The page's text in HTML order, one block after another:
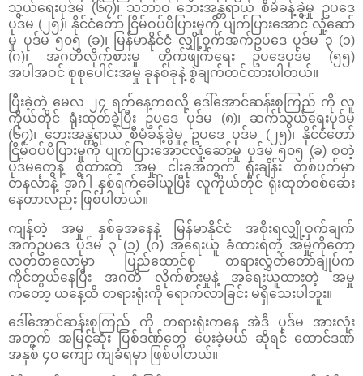
သွယ်ရေးပုဒ်မ (၆၇)၊ သဘာ၀ ဘေးအန္တရာယ် စီမံခန့်ခွဲမှု ဥပဒေ
ပုဒ်မ (၂၅)၊ နိုင်ငံတော် ငြိမ်ဝပ်ပိပြားမှုကို ပျက်ပြားအောင် လှုံ့ဆော်
မှု ပုဒ်မ ၅၀၅ (ခ)၊ မြန်မာနိုင်ငံ လျှို့ဝှက်အက်ဥပဒေ ပုဒ်မ ၃ (၁)
(ဂ)၊ အဂတိလိုက်စားမှု တိုက်ဖျက်ရေး ဥပဒေပုဒ်မ (၅၅)
အပါအဝင် စုစုပေါင်းအမှု ခုနစ်ခုနဲ့ စွဲချက်တင်ထားပါတယ်။
ပြီးခဲ့တဲ့ မေလ ၂၄ ရက်နေ့ကစလို့ ဒေါ်အောင်ဆန်းစုကြည် ကို လူ
ကိုယ်တိုင် ရုံးထုတ်ခဲ့ပြီး ဥပဒေ ပုဒ်မ (၈)၊ ဆက်သွယ်ရေးပုဒ်မ
(၆၇)၊ ဘေးအန္တရာယ် စီမံခန့်ခွဲမှု ဥပဒေ ပုဒ်မ (၂၅)၊ နိုင်ငံတော်
ငြိမ်ဝပ်ပိပြားမှုကို ပျက်ပြားအောင်လှုံ့ဆော်မှု ပုဒ်မ ၅၀၅ (ခ) စတဲ့
ပုဒ်မတွေနဲ့ စွဲထားတဲ့ အမှု ငါးခုအတွက် ရုံးချိန်း တစ်ပတ်မှာ
တနင်္လာနဲ့ အင်္ဂါ နှစ်ရက်ခေါ်ယူပြီး လူကိုယ်တိုင် ရုံးထုတ်စစ်ဆေး
နေတာလည်း ဖြစ်ပါတယ်။
ကျန်တဲ့ အမှု နှစ်ခုအနေနဲ့ မြန်မာနိုင်ငံ အစိုးရလျှို့ဝှက်ချက်
အက်ဥပဒေ ပုဒ်မ ၃ (၁) (ဂ) အရေးယူ ခံထားရတဲ့ အမှုကိုတော့
လတ်တလောမှာ ပြည်ထောင်စု တရားလွှတ်တော်ချုပ်က
ကိုင်တွယ်နေပြီး အဂတိ လိုက်စားမှုနဲ့ အရေးယူထားတဲ့ အမှု
ကတော့ ယနေ့ထိ တရားရုံးကို ရောက်လာခြင်း မရှိသေးပါဘူး။
ဒေါ်အောင်ဆန်းစုကြည် ကို တရားရုံးကနေ အဲဒီ ပုဒ်မ အားလုံး
အတွက် အမြင့်ဆုံး ပြစ်ဒဏ်တွေ ပေးခဲ့မယ် ဆိုရင် ထောင်ဒဏ်
အနှစ် ၄၀ ကျော် ကျခံရမှာ ဖြစ်ပါတယ်။